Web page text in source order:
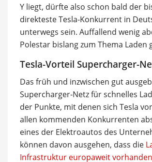
Y liegt, dürfte also schon bald der
direkteste Tesla-Konkurrent in
unterwegs sein. Auffallend wenig
Polestar bislang zum Thema Laden
Tesla-Vorteil Supercharger-
Das früh und inzwischen gut
Supercharger-Netz für schnelles
der Punkte, mit denen sich Tesla
allen kommenden Konkurrenten
eines der Elektroautos des
können davon ausgehen, dass die
Infrastruktur europaweit vorhanden